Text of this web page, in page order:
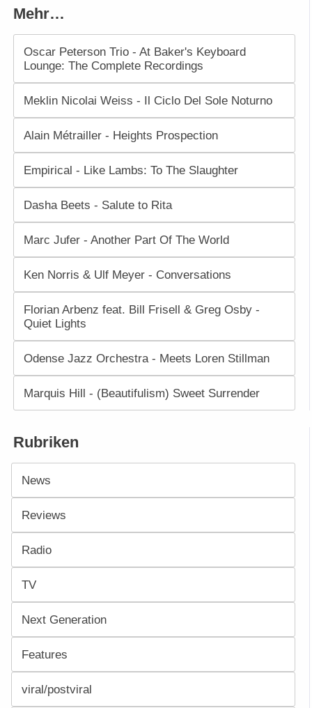
Mehr…
Oscar Peterson Trio - At Baker's Keyboard
Lounge: The Complete Recordings
Meklin Nicolai Weiss - Il Ciclo Del Sole Noturno
Alain Métrailler - Heights Prospection
Empirical - Like Lambs: To The Slaughter
Dasha Beets - Salute to Rita
Marc Jufer - Another Part Of The World
Ken Norris & Ulf Meyer - Conversations
Florian Arbenz feat. Bill Frisell & Greg Osby -
Quiet Lights
Odense Jazz Orchestra - Meets Loren Stillman
Marquis Hill - (Beautifulism) Sweet Surrender
Rubriken
News
Reviews
Radio
TV
Next Generation
Features
viral/postviral